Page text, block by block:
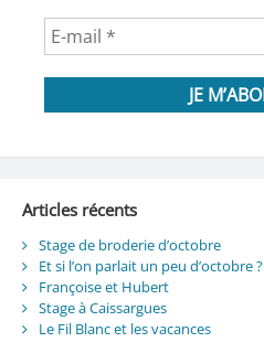
Articles récents
Stage de broderie d’octobre
Et si l’on parlait un peu d’octobre ?
Françoise et Hubert
Stage à Caissargues
Le Fil Blanc et les vacances